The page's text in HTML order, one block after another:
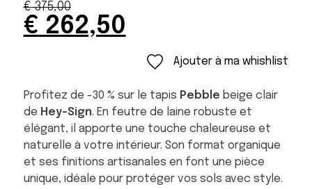
€375,00
Original
price
€ 375,00.
€ 262,50
price
is:
€ 262,50.
Ajouter à ma whishlist
Profitez de -30 % sur le tapis Pebble beige clair
de Hey-Sign. En feutre de laine robuste et
élégant, il apporte une touche chaleureuse et
naturelle à votre intérieur. Son format organique
et ses finitions artisanales en font une pièce
unique, idéale pour protéger vos sols avec style.